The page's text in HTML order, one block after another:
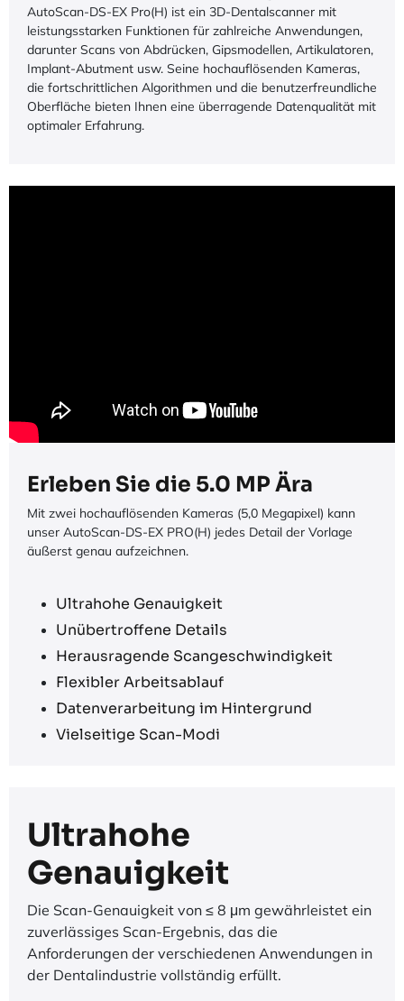
AutoScan-DS-EX Pro(H) ist ein 3D-Dentalscanner mit
leistungsstarken Funktionen für zahlreiche Anwendungen,
darunter Scans von Abdrücken, Gipsmodellen, Artikulatoren,
Implant-Abutment usw. Seine hochauflösenden Kameras,
die fortschrittlichen Algorithmen und die benutzerfreundliche
Oberfläche bieten Ihnen eine überragende Datenqualität mit
optimaler Erfahrung.
Erleben Sie die 5.0 MP Ära
Mit zwei hochauflösenden Kameras (5,0 Megapixel) kann
unser AutoScan-DS-EX PRO(H) jedes Detail der Vorlage
äußerst genau aufzeichnen.
Ultrahohe Genauigkeit
Unübertroffene Details
Herausragende Scangeschwindigkeit
Flexibler Arbeitsablauf
Datenverarbeitung im Hintergrund
Vielseitige Scan-Modi
Ultrahohe
Genauigkeit
Die Scan-Genauigkeit von ≤ 8 μm gewährleistet ein
zuverlässiges Scan-Ergebnis, das die
Anforderungen der verschiedenen Anwendungen in
der Dentalindustrie vollständig erfüllt.